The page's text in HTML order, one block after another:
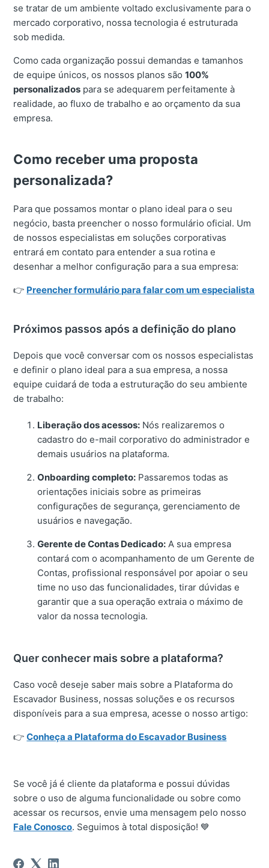
se tratar de um ambiente voltado exclusivamente para o
mercado corporativo, nossa tecnologia é estruturada
sob medida.
Como cada organização possui demandas e tamanhos
de equipe únicos, os nossos planos são100%
personalizados para se adequarem perfeitamente à
realidade, ao fluxo de trabalho e ao orçamento da sua
empresa.
Como receber uma proposta
personalizada?
Para que possamos montar o plano ideal para o seu
negócio, basta preencher o nosso formulário oficial. Um
de nossos especialistas em soluções corporativas
entrará em contato para entender a sua rotina e
desenhar a melhor configuração para a sua empresa:
👉 Preencher formulário para falar com um especialista
Próximos passos após a definição do plano
Depois que você conversar com os nossos especialistas
e definir o plano ideal para a sua empresa, a nossa
equipe cuidará de toda a estruturação do seu ambiente
de trabalho:
Liberação dos acessos: Nós realizaremos o
cadastro do e-mail corporativo do administrador e
demais usuários na plataforma.
Onboarding completo: Passaremos todas as
orientações iniciais sobre as primeiras
configurações de segurança, gerenciamento de
usuários e navegação.
Gerente de Contas Dedicado: A sua empresa
contará com o acompanhamento de um Gerente de
Contas, profissional responsável por apoiar o seu
time no uso das funcionalidades, tirar dúvidas e
garantir que a sua operação extraia o máximo de
valor da nossa tecnologia.
Quer conhecer mais sobre a plataforma?
Caso você deseje saber mais sobre a Plataforma do
Escavador Business, nossas soluções e os recursos
disponíveis para a sua empresa, acesse o nosso artigo:
👉Conheça a Plataforma do Escavador Business
Se você já é cliente da plataforma e possui dúvidas
sobre o uso de alguma funcionalidade ou sobre como
acessar os recursos, envie uma mensagem pelo nosso
Fale Conosco. Seguimos à total disposição! 💙